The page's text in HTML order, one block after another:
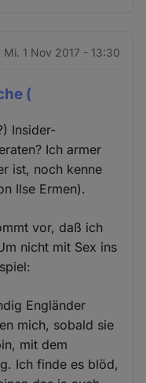
Mi. 1 Nov 2017 - 13:30
(
Insider-
Ich armer
ist, noch kenne
Ilse Ermen).
vor, daß ich
nicht mit Sex ins
Engländer
mich, sobald sie
mit dem
Ich finde es blöd,